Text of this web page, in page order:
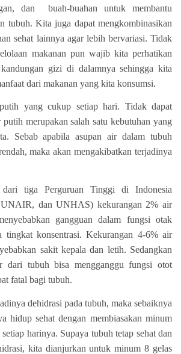
dan buah-buahan untuk membantu
tubuh. Kita juga dapat mengkombinasikan
sehat lainnya agar lebih bervariasi. Tidak
makanan pun wajib kita perhatikan
gizi di dalamnya sehingga kita
dari makanan yang kita konsumsi.
yang cukup setiap hari. Tidak dapat
merupakan salah satu kebutuhan yang
Sebab apabila asupan air dalam tubuh
maka akan mengakibatkan terjadinya
dari tiga Perguruan Tinggi di Indonesia
dan UNHAS) kekurangan 2% air
gangguan dalam fungsi otak
tingkat konsentrasi. Kekurangan 4-6% air
sakit kepala dan letih. Sedangkan
dari tubuh bisa mengganggu fungsi otot
fatal bagi tubuh.
dehidrasi pada tubuh, maka sebaiknya
hidup sehat dengan membiasakan minum
harinya. Supaya tubuh tetap sehat dan
kita dianjurkan untuk minum 8 gelas